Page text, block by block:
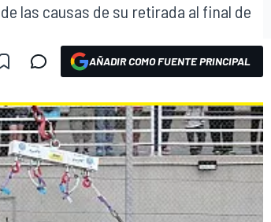
las causas de su retirada al final de
AÑADIR COMO FUENTE PRINCIPAL